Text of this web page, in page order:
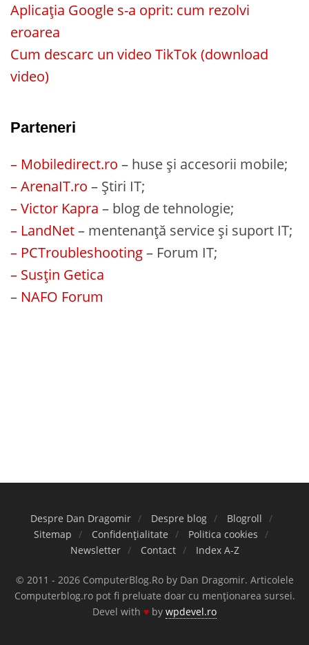
Aplicația Google s-a oprit: cum rezolvi
eroarea
Cum descarc un video TikTok (download
video)
Parteneri
– Mobiledirect.ro – huse și accesorii mobile;
– ArenaIT.ro – Știri IT;
– Victor Kapra – blog de tehnologie;
– LandNet– mentenanță service și suport IT;
– PCTroubleshooting– Forum IT;
– Susțin Getica
– NAFO Forum
Despre Dan Dragomir Despre blog
Blogroll
Sitemap
Confidențialitate
Politica cookies
Newsletter
Contact Index A-Z
© 2011 - 2026 ComputerBlog.Ro by Dan Dragomir. Articolele
Computerblog.ro pot fi preluate doar cu menționarea sursei.
Devel with ♥ by wpdevel.ro